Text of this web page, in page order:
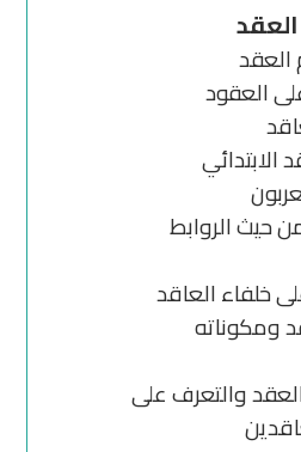
العقد
العقود
الابتدائي
حيث الروابط
خلفاء العاقد
ومكوناته
والتعرف على